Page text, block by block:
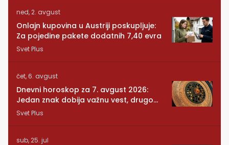
ned, 2. avgust
Onlajn kupovina u Austriji poskupljuje:
Za pojedine pakete dodatnih 7,40 evra
Svet Plus
čet, 6. avgust
Dnevni horoskop za 7. avgust 2026:
Jedan znak dobija važnu vest, drugom
se vraća osoba iz prošlosti
Svet Plus
sub, 25. jul